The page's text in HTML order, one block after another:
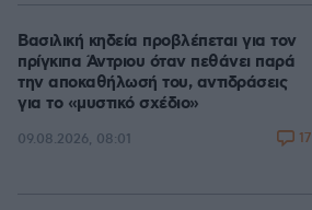
Βασιλική κηδεία προβλέπεται για τον
πρίγκιπα Άντριου όταν πεθάνει παρά
την αποκαθήλωσή του, αντιδράσεις
για το «μυστικό σχέδιο»
09.08.2026, 08:01 17